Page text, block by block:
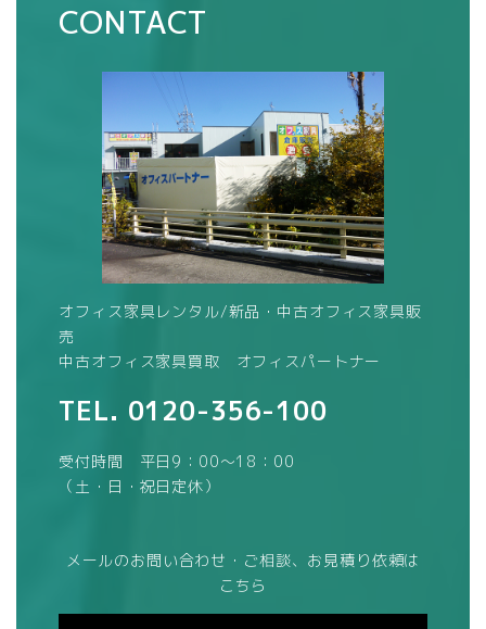
CONTACT
オフィス家具レンタル/新品・中古オフィス家具販
売
中古オフィス家具買取 オフィスパートナー
TEL. 0120-356-100
受付時間 平日9：00～18：00
（土・日・祝日定休）
メールのお問い合わせ・ご相談、お見積り依頼は
こちら